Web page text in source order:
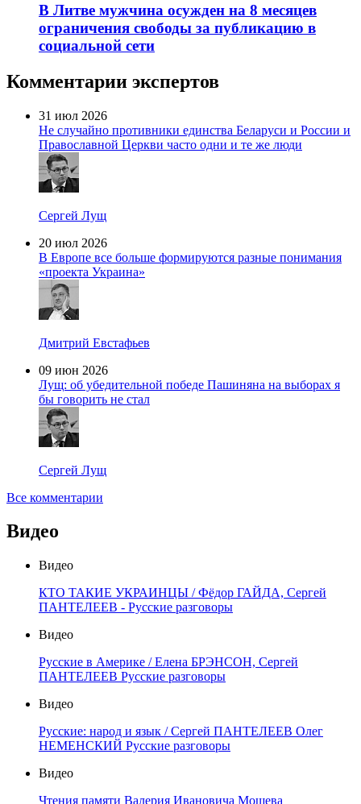
В Литве мужчина осужден на 8 месяцев
ограничения свободы за публикацию в
социальной сети
Комментарии экспертов
31 июл 2026
Не случайно противники единства Беларуси и России и
Православной Церкви часто одни и те же люди
Сергей Лущ
20 июл 2026
В Европе все больше формируются разные понимания
«проекта Украина»
Дмитрий Евстафьев
09 июн 2026
Лущ: об убедительной победе Пашиняна на выборах я
бы говорить не стал
Сергей Лущ
Все комментарии
Видео
Видео
КТО ТАКИЕ УКРАИНЦЫ / Фёдор ГАЙДА, Сергей
ПАНТЕЛЕЕВ - Русские разговоры
Видео
Русские в Америке / Елена БРЭНСОН, Сергей
ПАНТЕЛЕЕВ Русские разговоры
Видео
Русские: народ и язык / Сергей ПАНТЕЛЕЕВ Олег
НЕМЕНСКИЙ Русские разговоры
Видео
Чтения памяти Валерия Ивановича Мошева